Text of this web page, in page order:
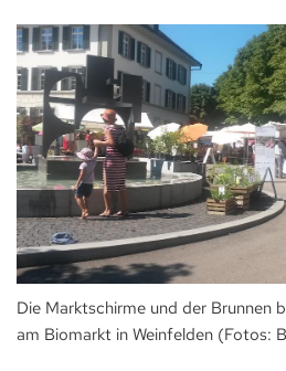
Die Marktschirme und der Brunnen
am Biomarkt in Weinfelden (Fotos: